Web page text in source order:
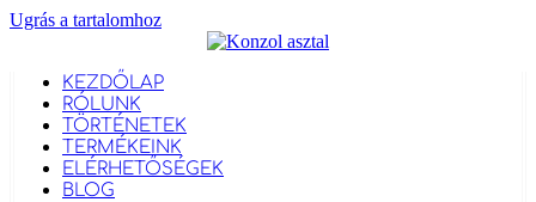
Ugrás a tartalomhoz
KEZDŐLAP
RÓLUNK
TÖRTÉNETEK
TERMÉKEINK
ELÉRHETŐSÉGEK
BLOG